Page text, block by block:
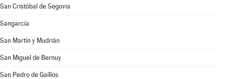
San Cristóbal de Segovia
Sangarcía
San Martín y Mudrián
San Miguel de Bernuy
San Pedro de Gaíllos